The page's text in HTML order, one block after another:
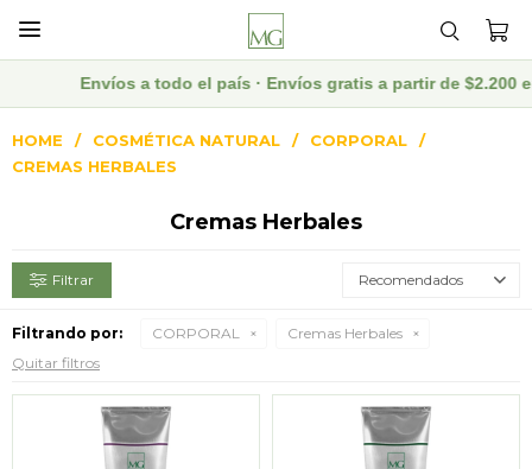

Envíos a todo el país · Envíos gratis a partir de $2.200 en
HOME COSMÉTICA NATURAL
CORPORAL
CREMAS HERBALES
Cremas Herbales
Recomendados
Filtrando por: CORPORAL
Cremas Herbales
Quitar filtros